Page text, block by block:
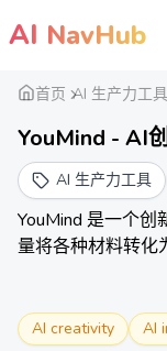
AI NavHub
首页 AI 生产力工具
YouMind - AI
AI 生产力工具
YouMind 是一个
量将各种材料转化
AI creativity AI